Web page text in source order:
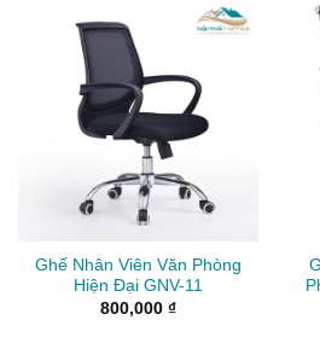
Ghế Nhân Viên Văn Phòng
Hiện Đại GNV-11
800,000 ₫